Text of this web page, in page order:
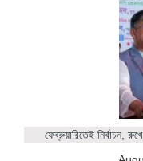
ফেব্রুয়ারিতেই নির্বাচন,